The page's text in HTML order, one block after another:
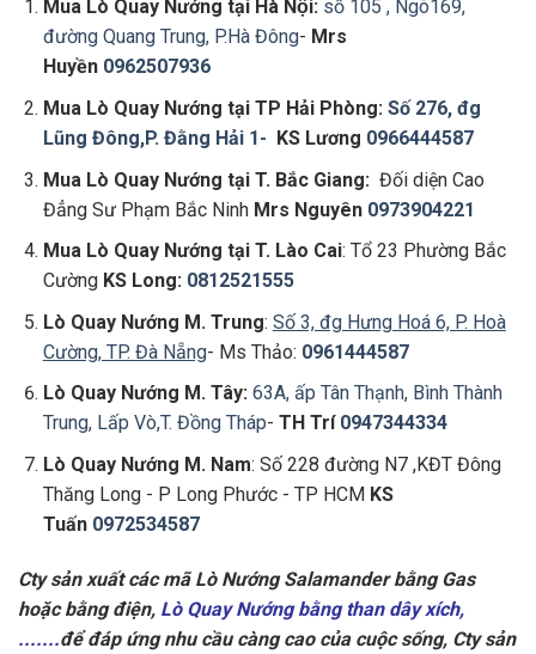
Mua Lò Quay Nướng tạiHà Nội: số 105 , Ngõ169,
đường Quang Trung, P.Hà Đông- Mrs
Huyền 0962507936
Mua Lò Quay Nướng tạiTP Hải Phòng: Số 276, đg
Lũng Đông,P. Đằng Hải 1- KS Lương 0966444587
Mua Lò Quay Nướng tạiT. Bắc Giang: Đối diện Cao
Đẳng Sư Phạm Bắc Ninh Mrs Nguyên 0973904221
Mua Lò Quay Nướng tạiT. Lào Cai: Tổ 23 Phường Bắc
Cường KS Long: 0812521555
Lò Quay Nướng M. Trung: Số 3, đg Hưng Hoá 6, P. Hoà
Cường, TP. Đà Nẵng- Ms Thảo: 0961444587
Lò Quay Nướng M. Tây: 63A, ấp Tân Thạnh, Bình Thành
Trung, Lấp Vò,T. Đồng Tháp- TH Trí 0947344334
Lò Quay Nướng M. Nam: Số 228 đường N7 ,KĐT Đông
Thăng Long - P Long Phước - TP HCMKS
Tuấn 0972534587
Cty sản xuất các mã Lò Nướng Salamander bằng Gas
hoặc bằng điện, Lò Quay Nướng bằng than dây xích,
.......để đáp ứng nhu cầu càng cao của cuộc sống, Cty sản